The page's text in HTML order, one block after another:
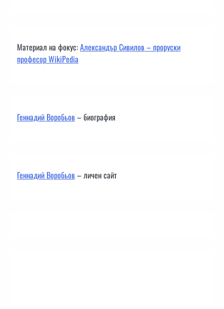
Материал на фокус:Александър Сивилов – проруски
професор WikiPedia
Геннадий Воробьов– биография
Геннадий Воробьов– личен сайт